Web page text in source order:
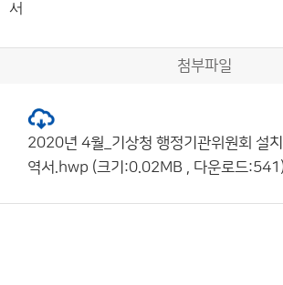
서
첨부파일
2020년 4월_기상청 행정기관위원회 설
역서.hwp (크기:0.02MB , 다운로드